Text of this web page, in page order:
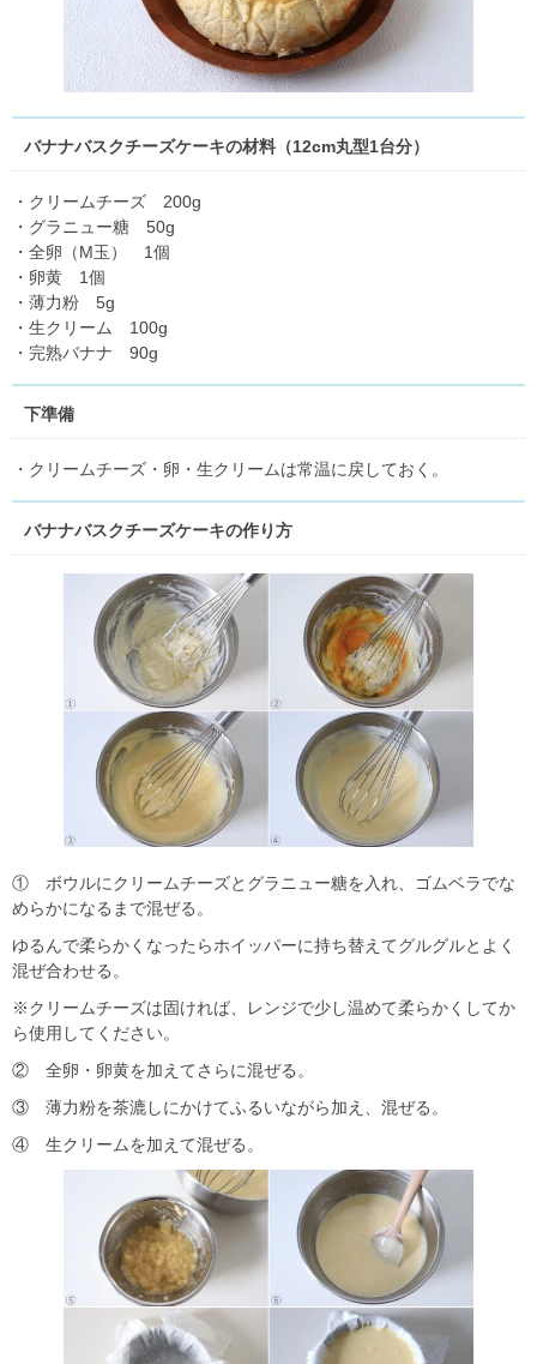
バナナバスクチーズケーキの材料（12cm丸型1台分）
・クリームチーズ 200g
・グラニュー糖 50g
・全卵（M玉） 1個
・卵黄 1個
・薄力粉 5g
・生クリーム 100g
・完熟バナナ 90g
下準備
・クリームチーズ・卵・生クリームは常温に戻しておく。
バナナバスクチーズケーキの作り方
① ボウルにクリームチーズとグラニュー糖を入れ、ゴムベラでな
めらかになるまで混ぜる。
ゆるんで柔らかくなったらホイッパーに持ち替えてグルグルとよく
混ぜ合わせる。
※クリームチーズは固ければ、レンジで少し温めて柔らかくしてか
ら使用してください。
② 全卵・卵黄を加えてさらに混ぜる。
③ 薄力粉を茶漉しにかけてふるいながら加え、混ぜる。
④ 生クリームを加えて混ぜる。